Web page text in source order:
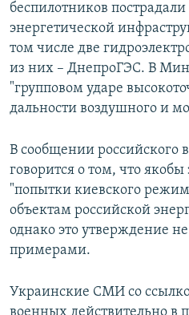
беспилотников
энергетической
том числе две
из них – ДнепроГЭС. В
"групповом ударе
дальности воздушного и
В сообщении российского
говорится о том, что якобы
"попытки киевского
объектам российской
однако это утверждение
примерами.
Украинские СМИ со